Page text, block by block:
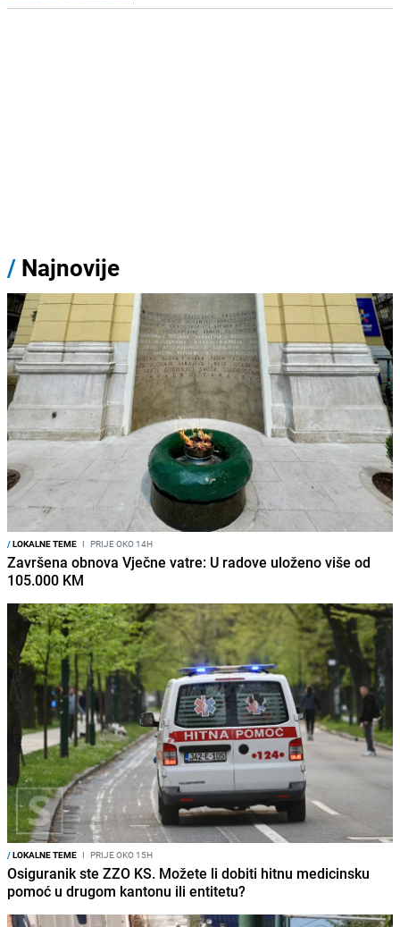
/ Najnovije
/LOKALNE TEME I PRIJE OKO 14H
Završena obnova Vječne vatre: U radove uloženo više od
105.000 KM
/LOKALNE TEME I PRIJE OKO 15H
Osiguranik ste ZZO KS. Možete li dobiti hitnu medicinsku
pomoć u drugom kantonu ili entitetu?